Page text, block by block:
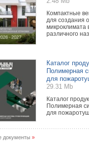
Компактные
для создания
различного
Каталог
Полимерная
для
29.31 Mb
Каталог
Полимерная
для
документы »